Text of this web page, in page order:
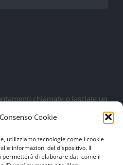
Cookie
utilizziamo tecnologie come i cookie
informazioni del dispositivo. Il
permetterà di elaborare dati come il
chiamate o lasciate un
al più presto